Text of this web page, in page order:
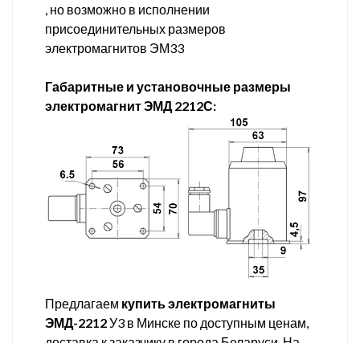
, но возможно в исполнении
присоединительных размеров
электромагнитов ЭМ33
Габаритные и установочные размеры
электромагнит ЭМД 2212С:
Предлагаем купить электромагниты
ЭМД-2212У3 в Минске по доступным ценам,